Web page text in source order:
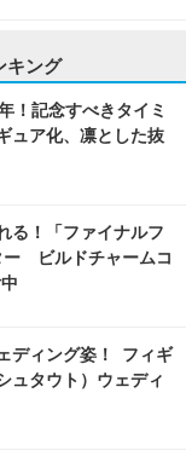
キング
！記念すべきタイミ
ュア化、凛とした抜
る！「ファイナルフ
ー ビルドチャームコ
ディング姿！ フィギ
ュタウト）ウェディ